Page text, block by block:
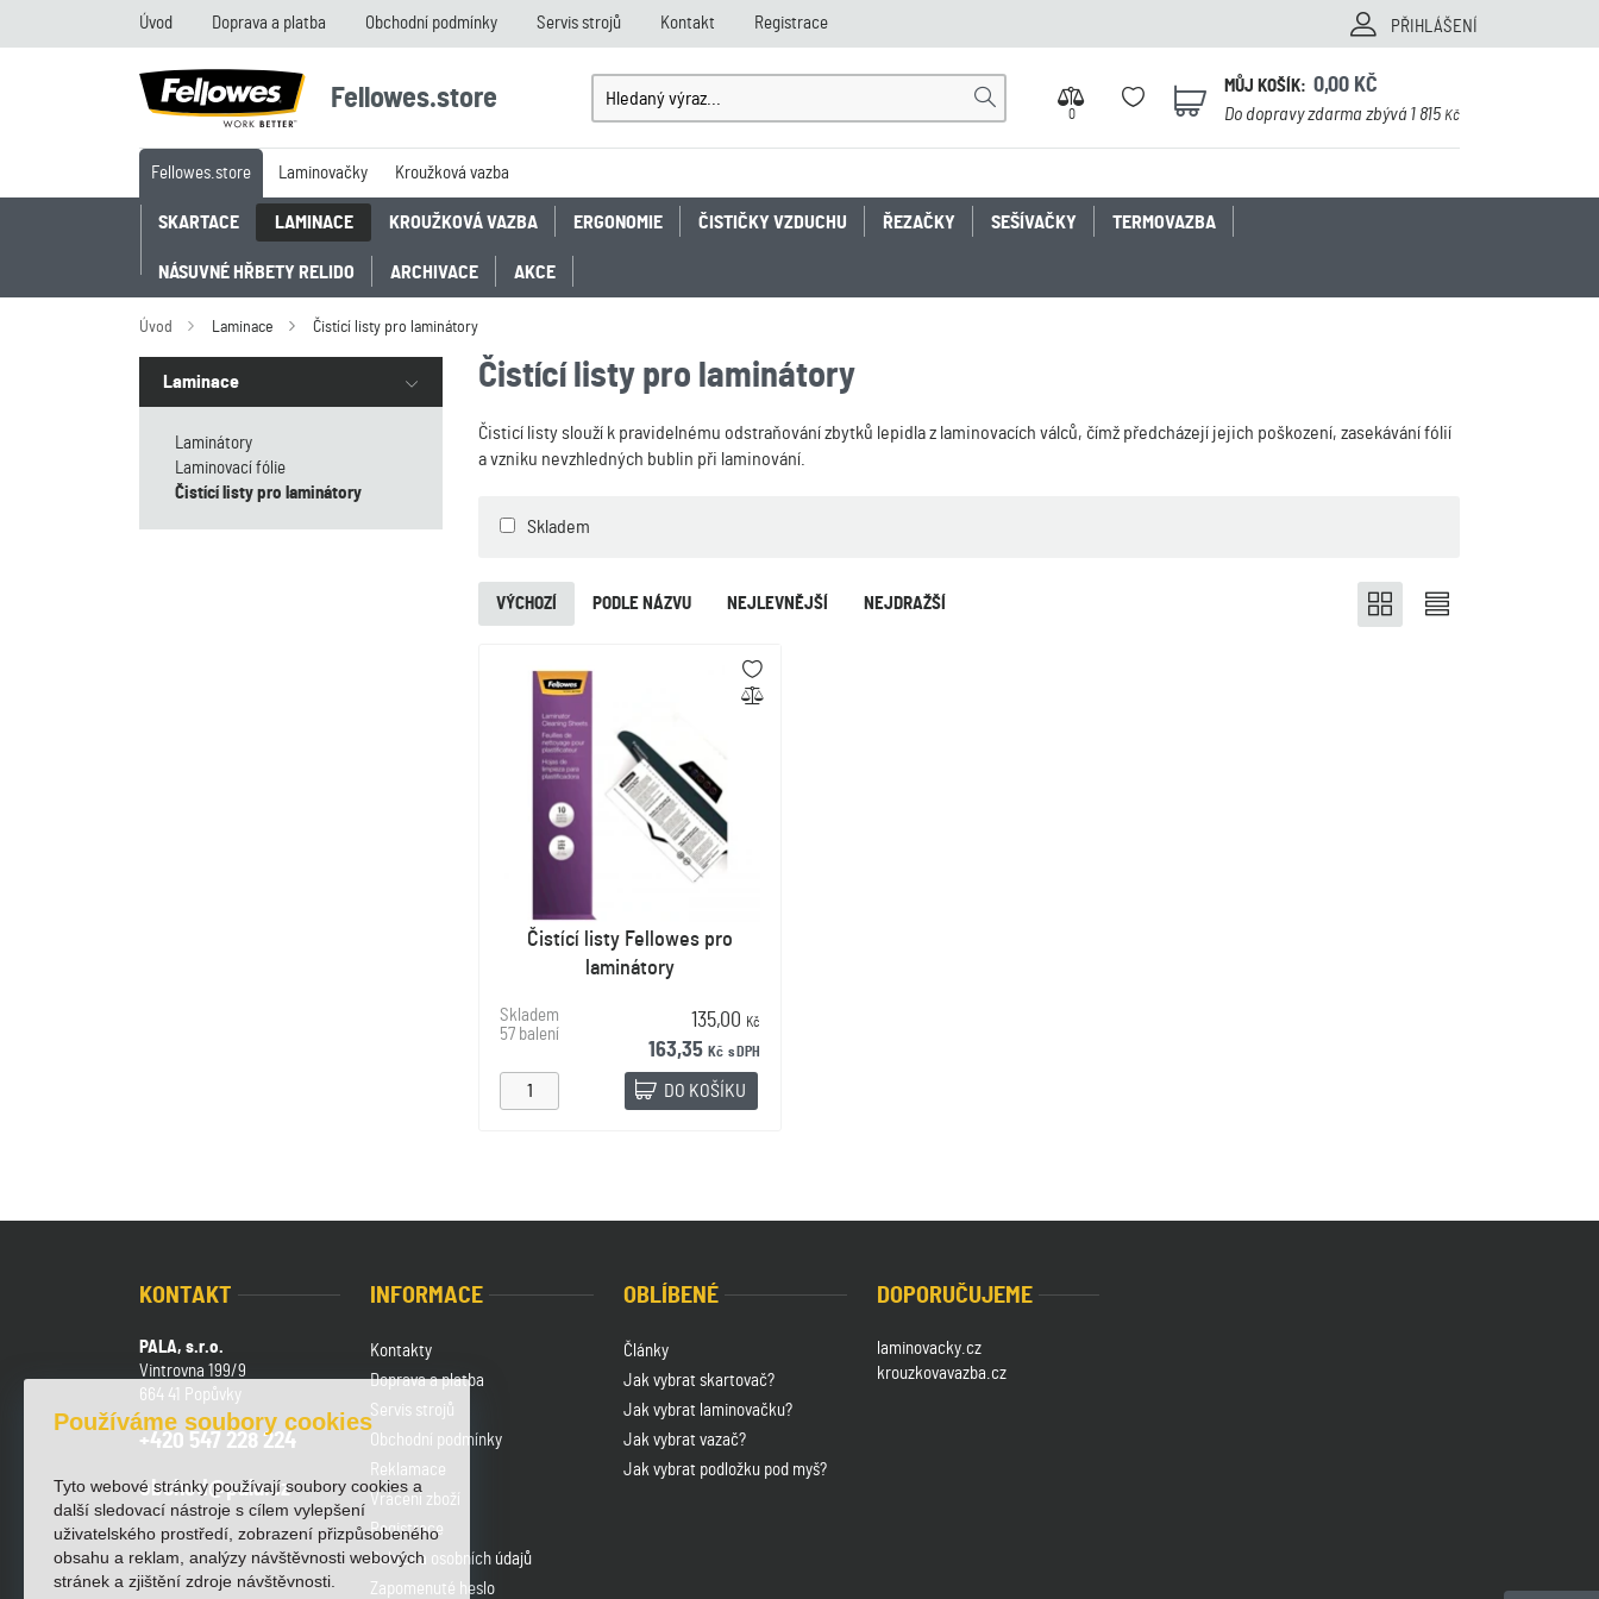
Úvod Doprava a platba Obchodní podmínky Servis strojů Kontakt Registrace PŘIHLÁŠENÍ
Fellowes.store
0
0
MŮJ KOŠÍK: 0,00 KČ
Do dopravy zdarma zbývá 1 815Kč
Fellowes.store Laminovačky Kroužková vazba
SKARTACE LAMINACE KROUŽKOVÁ VAZBA ERGONOMIE ČISTIČKY VZDUCHU ŘEZAČKY SEŠÍVAČKY TERMOVAZBA
NÁSUVNÉ HŘBETY RELIDO ARCHIVACE AKCE
Úvod Laminace Čistící listy pro laminátory
Laminace
Laminátory
Laminovací fólie
Čistící listy pro laminátory
Čistící listy pro laminátory
Čisticí listy slouží k pravidelnému odstraňování zbytků lepidla z laminovacích válců, čímž předcházejí jejich poškození, zasekávání fólií
a vzniku nevzhledných bublin při laminování.
Skladem
NEJLEVNĚJŠÍ NEJDRAŽŠÍ
PODLE NÁZVU
VÝCHOZÍ
Čistící listy Fellowes pro
laminátory
Skladem
57 balení
135,00 Kč
163,35 Kč s DPH
DO KOŠÍKU
KONTAKT
PALA, s.r.o.
Vintrovna 199/9
664 41 Popůvky
+420 547 228 224
obchod@pala.cz
INFORMACE
Kontakty
Doprava a platba
Servis strojů
Obchodní podmínky
Reklamace
Vrácení zboží
Registrace
Ochrana osobních údajů
Zapomenuté heslo
OBLÍBENÉ
Články
Jak vybrat skartovač?
Jak vybrat laminovačku?
Jak vybrat vazač?
Jak vybrat podložku pod myš?
DOPORUČUJEME
laminovacky.cz
krouzkovavazba.cz
Používáme soubory cookies
Tyto webové stránky používají soubory cookies a
další sledovací nástroje s cílem vylepšení
uživatelského prostředí, zobrazení přizpůsobeného
obsahu a reklam, analýzy návštěvnosti webových
stránek a zjištění zdroje návštěvnosti.